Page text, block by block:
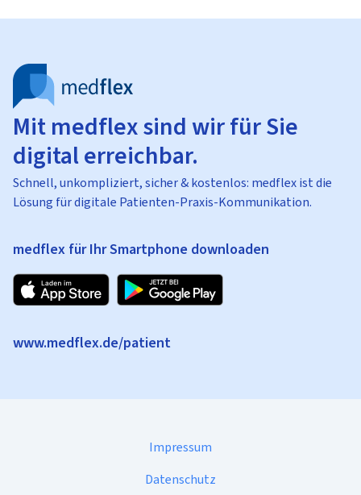
Mit medflex sind wir für Sie
digital erreichbar.
Schnell, unkompliziert, sicher & kostenlos: medflex ist die
Lösung für digitale Patienten-Praxis-Kommunikation.
medflex für Ihr Smartphone downloaden
www.medflex.de/patient
Impressum
Datenschutz